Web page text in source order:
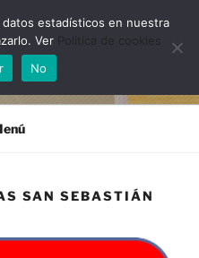
SAN SEBASTIÁN
estadísticos en nuestra
Ver
Política de cookies
No